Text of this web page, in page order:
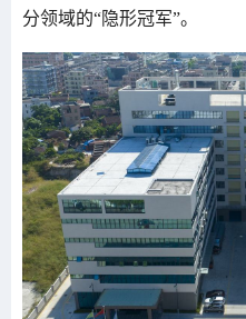
分领域的“隐形冠军”。